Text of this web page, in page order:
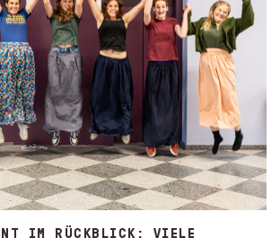
IM RÜCKBLICK: VIELE